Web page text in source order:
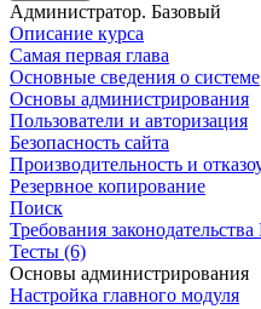
Администратор. Базовый
Описание курса
Самая первая глава
Основные сведения о системе
Основы администрирования
Пользователи и авторизация
Безопасность сайта
Производительность и
Резервное копирование
Поиск
Требования
Тесты (6)
Основы администрирования
Настройка главного модуля